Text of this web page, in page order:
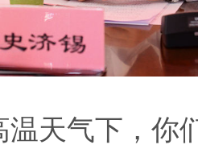
温天气下，你